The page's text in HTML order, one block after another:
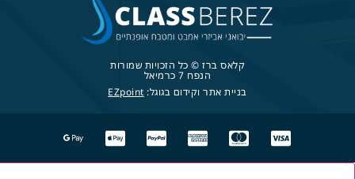
קלאס ברז © כל הזכויות שמורות
הנפח 7 כרמיאל
בניית אתר וקידום בגוגל: EZpoint